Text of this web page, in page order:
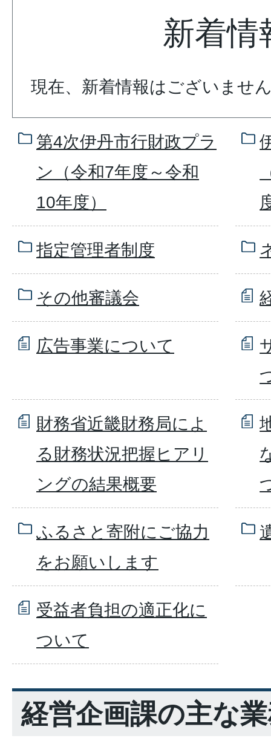
新着情
現在、新着情報はございませ
第4次伊丹市行財政プラ
ン（令和7年度～令和
10年度）
指定管理者制度
その他審議会
広告事業について
財務省近畿財務局によ
る財務状況把握ヒアリ
ングの結果概要
ふるさと寄附にご協力
をお願いします
受益者負担の適正化に
ついて
経営企画課の主な